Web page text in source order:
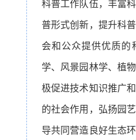
科普工作队伍，丰富
普形式创新，提升科
会和公众提供优质的
学、风景园林学、植
极促进技术知识推广
的社会作用，弘扬园
导共同营造良好生态